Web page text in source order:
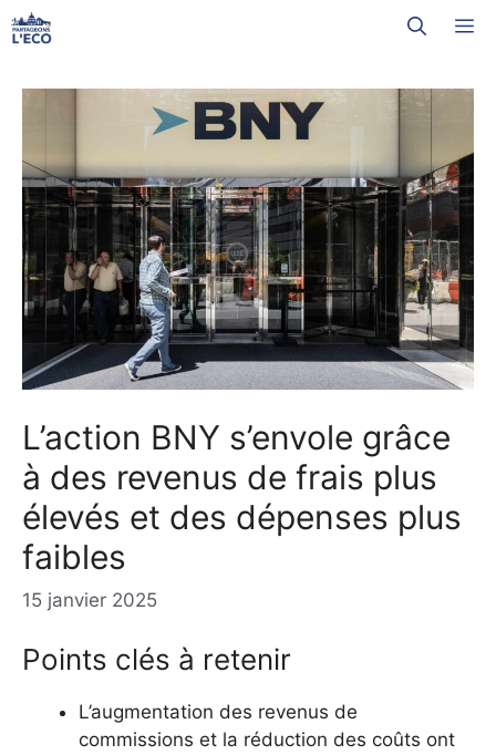
Aller
au
L’action BNY s’envole grâce
à des revenus de frais plus
élevés et des dépenses plus
faibles
15 janvier 2025
Points clés à retenir
L’augmentation des revenus de
commissions et la réduction des coûts ont